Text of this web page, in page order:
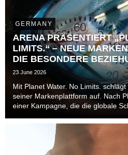
GERMANY
ARENA PRÄSENTIERT
LIMITS.“ – NEUE
DIE BESONDERE
ATHLET*INNEN ZUR ZEIT
23 June 2026
Mit Planet Water. No Limits.
seiner Markenplattform auf. Nach
einer Kampagne, die die globale
Mittelpunkt stellte, richtet die